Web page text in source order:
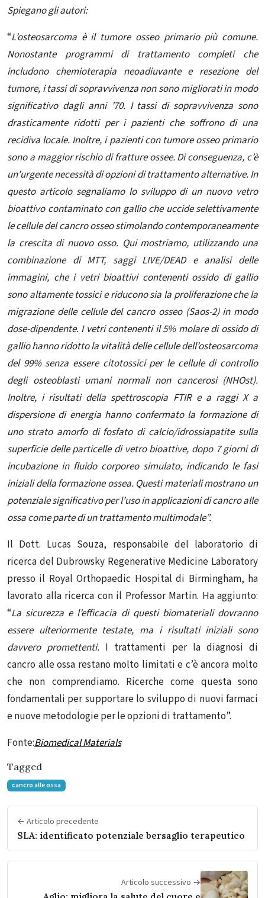
Spiegano gli autori:
“L’osteosarcoma è il tumore osseo primario più comune.
Nonostante programmi di trattamento completi che
includono chemioterapia neoadiuvante e resezione del
tumore, i tassi di sopravvivenza non sono migliorati in modo
significativo dagli anni ’70. I tassi di sopravvivenza sono
drasticamente ridotti per i pazienti che soffrono di una
recidiva locale. Inoltre, i pazienti con tumore osseo primario
sono a maggior rischio di fratture ossee. Di conseguenza, c’è
un’urgente necessità di opzioni di trattamento alternative. In
questo articolo segnaliamo lo sviluppo di un nuovo vetro
bioattivo contaminato con gallio che uccide selettivamente
le cellule del cancro osseo stimolando contemporaneamente
la crescita di nuovo osso. Qui mostriamo, utilizzando una
combinazione di MTT, saggi LIVE/DEAD e analisi delle
immagini, che i vetri bioattivi contenenti ossido di gallio
sono altamente tossici e riducono sia la proliferazione che la
migrazione delle cellule del cancro osseo (Saos-2) in modo
dose-dipendente. I vetri contenenti il ​​5% molare di ossido di
gallio hanno ridotto la vitalità delle cellule dell’osteosarcoma
del 99% senza essere citotossici per le cellule di controllo
degli osteoblasti umani normali non cancerosi (NHOst).
Inoltre, i risultati della spettroscopia FTIR e a raggi X a
dispersione di energia hanno confermato la formazione di
uno strato amorfo di fosfato di calcio/idrossiapatite sulla
superficie delle particelle di vetro bioattive, dopo 7 giorni di
incubazione in fluido corporeo simulato, indicando le fasi
iniziali della formazione ossea. Questi materiali mostrano un
potenziale significativo per l’uso in applicazioni di cancro alle
ossa come parte di un trattamento multimodale”.
Il Dott. Lucas Souza, responsabile del laboratorio di
ricerca del Dubrowsky Regenerative Medicine Laboratory
presso il Royal Orthopaedic Hospital di Birmingham, ha
lavorato alla ricerca con il Professor Martin. Ha aggiunto:
“La sicurezza e l’efficacia di questi biomateriali dovranno
essere ulteriormente testate, ma i risultati iniziali sono
davvero promettenti. I trattamenti per la diagnosi di
cancro alle ossa restano molto limitati e c’è ancora molto
che non comprendiamo. Ricerche come questa sono
fondamentali per supportare lo sviluppo di nuovi farmaci
e nuove metodologie per le opzioni di trattamento”.
Fonte:Biomedical Materials
Tagged
cancro alle ossa
← Articolo precedente
SLA: identificato potenziale bersaglio terapeutico
Articolo successivo →